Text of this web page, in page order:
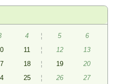
4 ¦ 5
6
11 ¦ 12
13
18 ¦ 19
20
25 ¦ 26
27